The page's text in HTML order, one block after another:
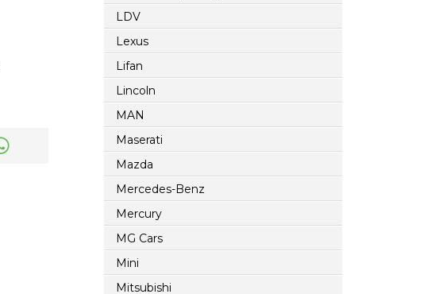
LDV
Lexus
Lifan
Lincoln
MAN
Maserati
Mazda
Mercedes-Benz
Mercury
MG Cars
Mini
Mitsubishi